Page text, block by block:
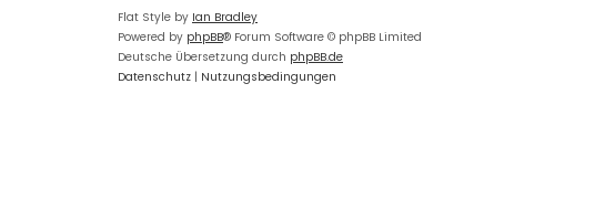
Flat Style by Ian Bradley
Powered by phpBB® Forum Software © phpBB Limited
Deutsche Übersetzung durch phpBB.de
Datenschutz | Nutzungsbedingungen